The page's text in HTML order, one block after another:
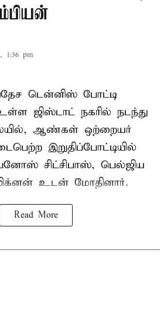
1:36 pm
டென்னிஸ் போட்டி
உள்ள ஜிஸ்டாட் நகரில் நடந்து
ஆண்கள் ஒற்றையர்
இறுதிப்போட்டியில்
சிட்சிபாஸ், பெல்ஜிய
உடன் மோதினார்.
Read More